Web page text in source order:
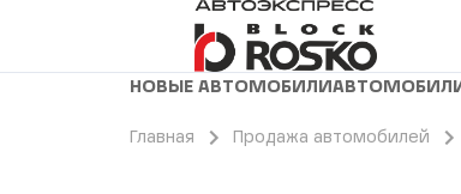
НОВЫЕ АВТОМОБИЛИ
Главная Продажа автомобилей